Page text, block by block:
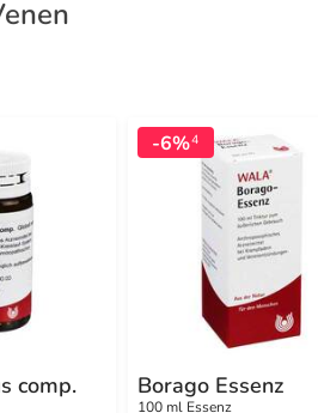
comp.
-6%4
Borago Essenz
100 ml Essenz